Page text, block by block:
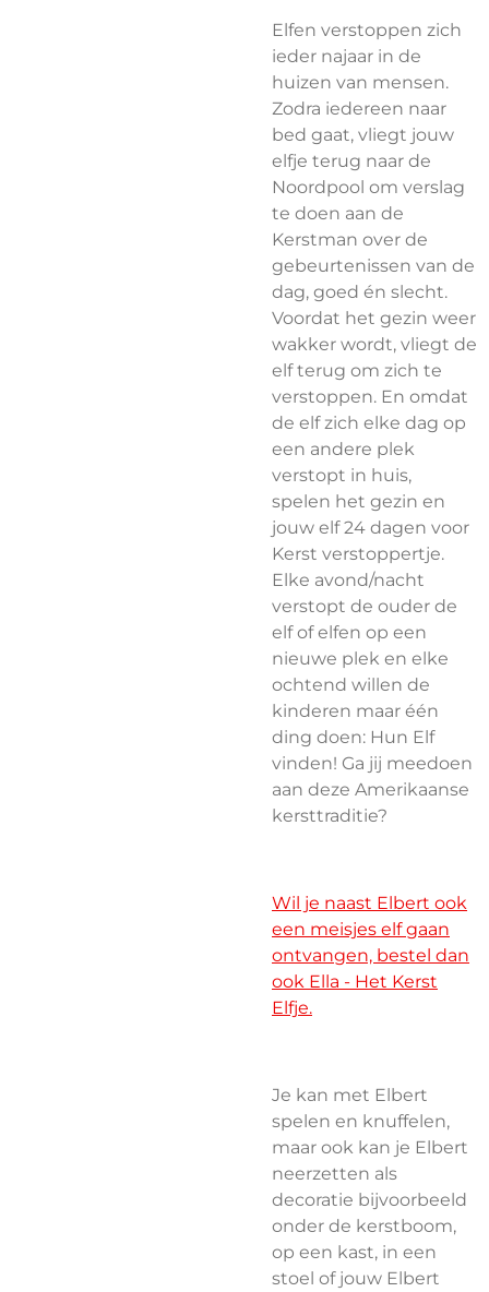
Elfen verstoppen zich
ieder najaar in de
huizen van mensen.
Zodra iedereen naar
bed gaat, vliegt jouw
elfje terug naar de
Noordpool om verslag
te doen aan de
Kerstman over de
gebeurtenissen van de
dag, goed én slecht.
Voordat het gezin weer
wakker wordt, vliegt de
elf terug om zich te
verstoppen. En omdat
de elf zich elke dag op
een andere plek
verstopt in huis,
spelen het gezin en
jouw elf 24 dagen voor
Kerst verstoppertje.
Elke avond/nacht
verstopt de ouder de
elf of elfen op een
nieuwe plek en elke
ochtend willen de
kinderen maar één
ding doen: Hun Elf
vinden! Ga jij meedoen
aan deze Amerikaanse
kersttraditie?
Wil je naast Elbert ook
een meisjes elf gaan
ontvangen, bestel dan
ook Ella - Het Kerst
Elfje.
Je kan met Elbert
spelen en knuffelen,
maar ook kan je Elbert
neerzetten als
decoratie bijvoorbeeld
onder de kerstboom,
op een kast, in een
stoel of jouw Elbert